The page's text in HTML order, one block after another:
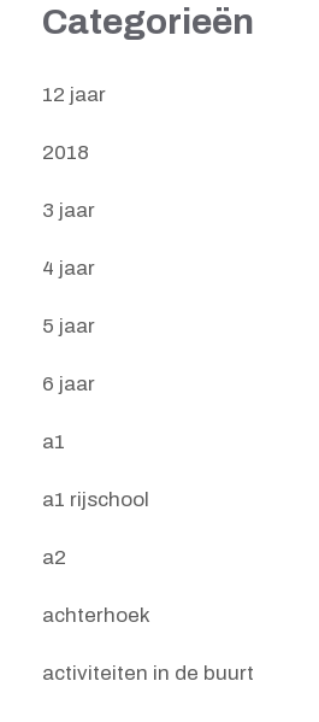
Categorieën
12 jaar
2018
3 jaar
4 jaar
5 jaar
6 jaar
a1
a1 rijschool
a2
achterhoek
activiteiten in de buurt